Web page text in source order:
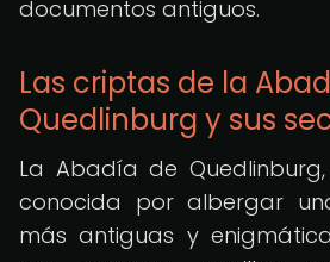
documentos antiguos.
Las criptas de la
Quedlinburg y sus
La Abadía de
conocida por albergar
más antiguas y